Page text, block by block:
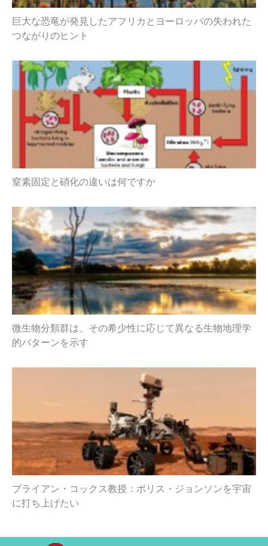
巨大な恐竜が発見したアフリカとヨーロッパの失われた
つながりのヒント
窒素固定と硝化の違いは何ですか
微生物分類群は、その希少性に応じて異なる生物地理学
的パターンを示す
ブライアン・コックス教授：ボリス・ジョンソンを宇宙
に打ち上げたい